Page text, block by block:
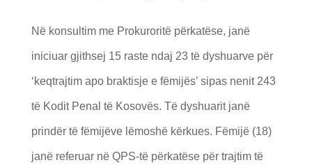
Në konsultim me Prokuroritë përkatëse, janë
iniciuar gjithsej 15 raste ndaj 23 të dyshuarve për
‘keqtrajtim apo braktisje e fëmijës’ sipas nenit 243
të Kodit Penal të Kosovës. Të dyshuarit janë
prindër të fëmijëve lëmoshë kërkues. Fëmijë (18)
janë referuar në QPS-të përkatëse për trajtim të